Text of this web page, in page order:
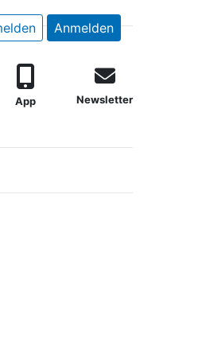
Anmelden
App Newsletter